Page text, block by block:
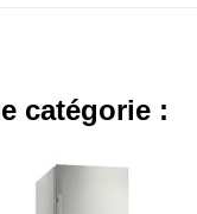
catégorie :